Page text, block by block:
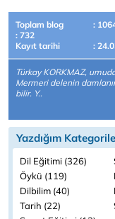
Toplam blog
:
: 732
Kayıt tarihi
:
Türkay KORKMAZ,
Mermeri delenin
bilir. Y..
Yazdığım
Dil Eğitimi (326)
Öykü (119)
Dilbilim (40)
Tarih (22)